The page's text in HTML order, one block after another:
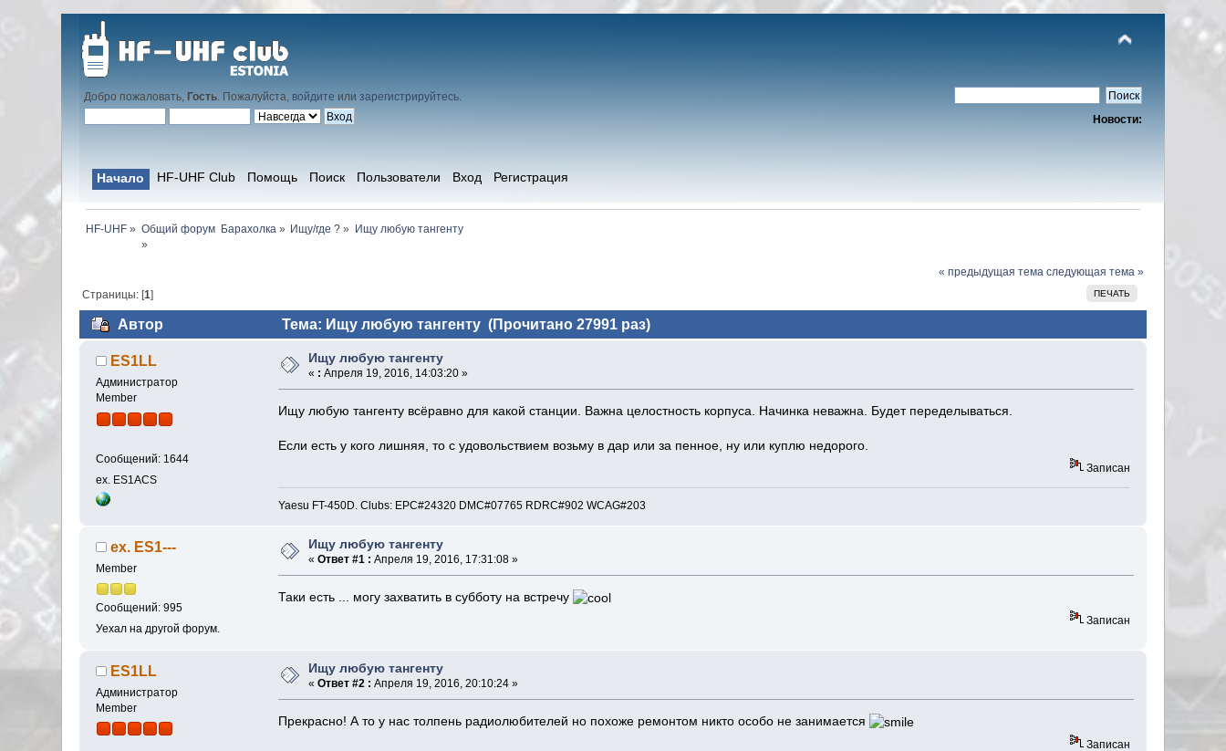
Добро пожаловать, Гость. Пожалуйста, войдите илизарегистрируйтесь.
Новости:
Начало HF-UHF Club Помощь Поиск Пользователи Вход Регистрация
HF-UHF »
Общий форум
»
Барахолка » Ищу/где ? » Ищу любую тангенту
« предыдущая тема следующая тема »
ПЕЧАТЬ
Страницы: [1]
Автор Тема: Ищу любую тангенту (Прочитано 27991 раз)
ES1LL
Администратор
Member
Сообщений: 1644
ex. ES1ACS
Ищу любую тангенту
« : Апреля 19, 2016, 14:03:20 »
Ищу любую тангенту всёравно для какой станции. Важна целостность корпуса. Начинка неважна. Будет переделываться.
Если есть у кого лишняя, то с удовольствием возьму в дар или за пенное, ну или куплю недорого.
Записан
Yaesu FT-450D. Clubs: EPC#24320 DMC#07765 RDRC#902 WCAG#203
ex. ES1---
Member
Сообщений: 995
Уехал на другой форум.
Ищу любую тангенту
« Ответ #1 : Апреля 19, 2016, 17:31:08 »
Таки есть ... могу захватить в субботу на встречу
Записан
ES1LL
Администратор
Member
Ищу любую тангенту
« Ответ #2 : Апреля 19, 2016, 20:10:24 »
Прекрасно! А то у нас толпень радиолюбителей но похоже ремонтом никто особо не занимается
Записан